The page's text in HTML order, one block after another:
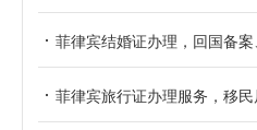
菲律宾结婚证办理，回国备
菲律宾旅行证办理服务，移民局清关同